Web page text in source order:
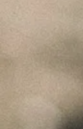
"Wine is
their friends
have plenty
+351 912